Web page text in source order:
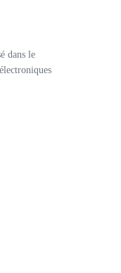
dans le